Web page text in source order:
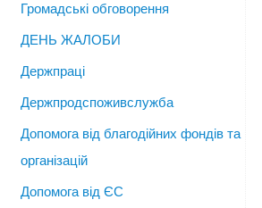
Громадські обговорення
ДЕНЬ ЖАЛОБИ
Держпраці
Держпродспоживслужба
Допомога від благодійних фондів та
організацій
Допомога від ЄС